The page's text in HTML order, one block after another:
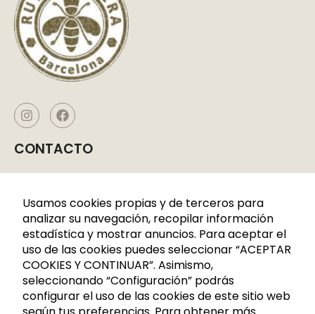
CONTACTO
C/CERDANYA 33-35
08140 Barcelona
+34 936 883 107
621 288 809
info@rutadelacera.es
Usamos cookies propias y de terceros para
analizar su navegación, recopilar información
estadística y mostrar anuncios. Para aceptar el
uso de las cookies puedes seleccionar “ACEPTAR
COOKIES Y CONTINUAR”. Asimismo,
seleccionando “Configuración” podrás
configurar el uso de las cookies de este sitio web